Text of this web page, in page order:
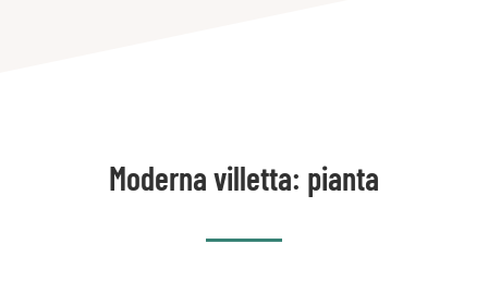
Moderna villetta: pianta